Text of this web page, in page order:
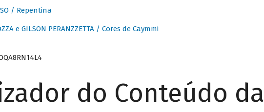
/ Repentina
e GILSON PERANZZETTA / Cores de Caymmi
do Conteúdo da